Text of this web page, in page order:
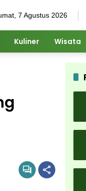
7 Agustus 2026
Kuliner Wisata